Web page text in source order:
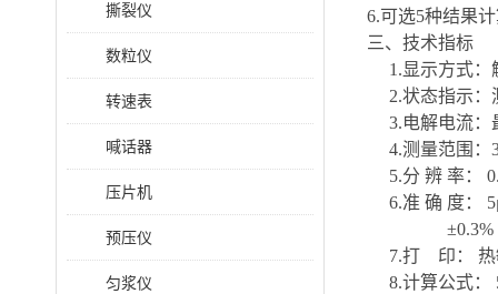
撕裂仪
数粒仪
转速表
喊话器
压片机
预压仪
匀浆仪
6.可选5种结果
三、技术指标
1.显示方式：
2.状态指示：
3.电解电流：
4.测量范围：
5.分 辨 率：
6.准 确 度：
±0.3%（不
7.打 印： 热
8.计算公式：